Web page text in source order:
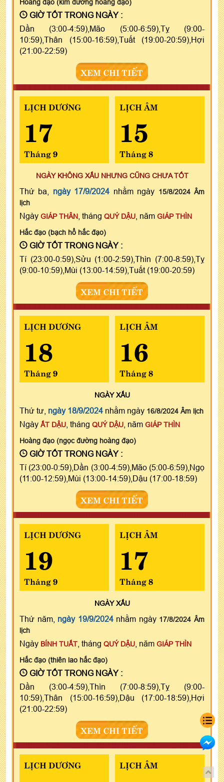
Hoàng đạo (kim đường hoàng đạo)
GIỜ TỐT TRONG NGÀY :
Dần (3:00-4:59),Mão (5:00-6:59),Tỵ (9:00-
10:59),Thân (15:00-16:59),Tuất (19:00-20:59),Hợi
(21:00-22:59)
XEM CHI TIẾT
LỊCH DƯƠNG
17
Tháng 9
LỊCH ÂM
15
Tháng 8
NGÀY KHÔNG XẤU NHƯNG CŨNG CHƯA TỐT
Thứ ba, ngày 17/9/2024 nhằm ngày 15/8/2024 Âm
lịch
Ngày GIÁP THÂN , tháng QUÝ DẬU , năm GIÁP THÌN
Hắc đạo (bạch hổ hắc đạo)
GIỜ TỐT TRONG NGÀY :
Tí (23:00-0:59),Sửu (1:00-2:59),Thìn (7:00-8:59),Tỵ
(9:00-10:59),Mùi (13:00-14:59),Tuất (19:00-20:59)
XEM CHI TIẾT
LỊCH DƯƠNG
18
Tháng 9
LỊCH ÂM
16
Tháng 8
NGÀYXẤU
Thứ tư, ngày 18/9/2024 nhằm ngày 16/8/2024 Âm lịch
Ngày ẤT DẬU , tháng QUÝ DẬU , năm GIÁP THÌN
Hoàng đạo (ngọc đường hoàng đạo)
GIỜ TỐT TRONG NGÀY :
Tí (23:00-0:59),Dần (3:00-4:59),Mão (5:00-6:59),Ngọ
(11:00-12:59),Mùi (13:00-14:59),Dậu (17:00-18:59)
XEM CHI TIẾT
LỊCH DƯƠNG
19
Tháng 9
LỊCH ÂM
17
Tháng 8
NGÀYXẤU
Thứ năm, ngày 19/9/2024nhằm ngày 17/8/2024 Âm
lịch
Ngày BÍNH TUẤT , tháng QUÝ DẬU , năm GIÁP THÌN
Hắc đạo (thiên lao hắc đạo)
GIỜ TỐT TRONG NGÀY :
Dần (3:00-4:59),Thìn (7:00-8:59),Tỵ (9:00-
10:59),Thân (15:00-16:59),Dậu (17:00-18:59),Hợi
(21:00-22:59)
XEM CHI TIẾT
LỊCH DƯƠNG LỊCH ÂM